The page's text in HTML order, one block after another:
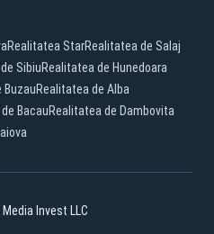
Realitatea StarRealitatea de Salaj
SibiuRealitatea de Hunedoara
BuzauRealitatea de Alba
BacauRealitatea de Dambovita
Invest LLC